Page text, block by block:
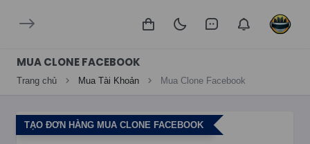
MUA CLONE FACEBOOK
Trang chủ Mua Tài Khoản Mua Clone Facebook
TẠO ĐƠN HÀNG MUA CLONE FACEBOOK